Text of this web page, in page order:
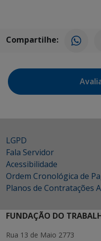
Compartilhe:
LGPD
Fala Servidor
Acessibilidade
Ordem Cronológica de
Planos de Contratações
FUNDAÇÃO DO
Rua 13 de Maio 2773